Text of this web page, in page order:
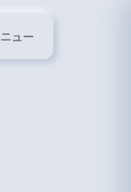
ュー